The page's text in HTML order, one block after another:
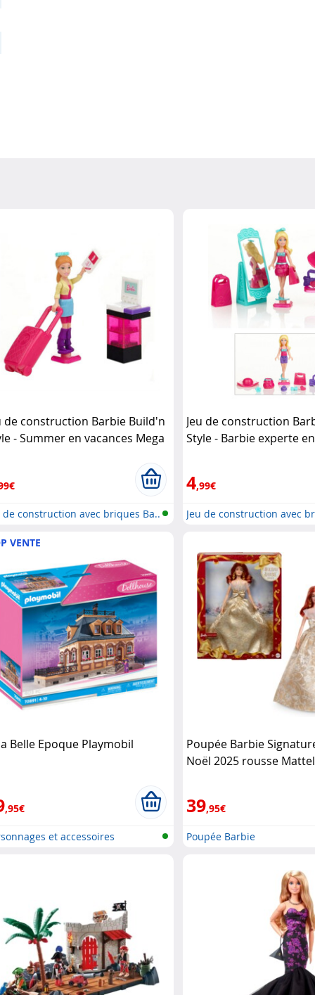
de construction Barbie Build'n
- Summer en vacances Mega
de construction avec briques Ba..
Jeu de construction
Style - Barbie experte en
4,99€
Jeu de construction avec
VENTE
Belle Epoque Playmobil
,95€
et accessoires
Poupée Barbie
Noël 2025 rousse Mattel
39,95€
Poupée Barbie